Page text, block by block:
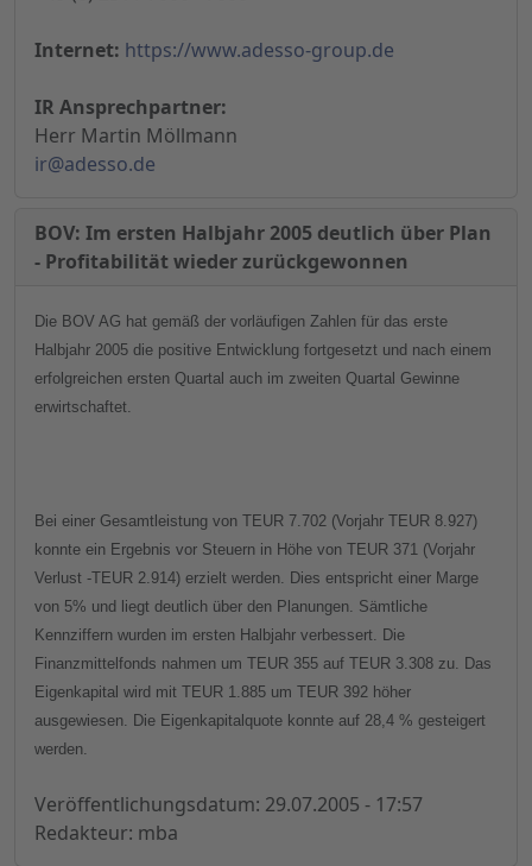
Internet: https://www.adesso-group.de
IR Ansprechpartner:
Herr Martin Möllmann
ir@adesso.de
BOV: Im ersten Halbjahr 2005 deutlich über Plan
- Profitabilität wieder zurückgewonnen
Die BOV AG hat gemäß der vorläufigen Zahlen für das erste
Halbjahr 2005 die positive Entwicklung fortgesetzt und nach einem
erfolgreichen ersten Quartal auch im zweiten Quartal Gewinne
erwirtschaftet.
Bei einer Gesamtleistung von TEUR 7.702 (Vorjahr TEUR 8.927)
konnte ein Ergebnis vor Steuern in Höhe von TEUR 371 (Vorjahr
Verlust -TEUR 2.914) erzielt werden. Dies entspricht einer Marge
von 5% und liegt deutlich über den Planungen. Sämtliche
Kennziffern wurden im ersten Halbjahr verbessert. Die
Finanzmittelfonds nahmen um TEUR 355 auf TEUR 3.308 zu. Das
Eigenkapital wird mit TEUR 1.885 um TEUR 392 höher
ausgewiesen. Die Eigenkapitalquote konnte auf 28,4 % gesteigert
werden.
Veröffentlichungsdatum: 29.07.2005 - 17:57
Redakteur: mba